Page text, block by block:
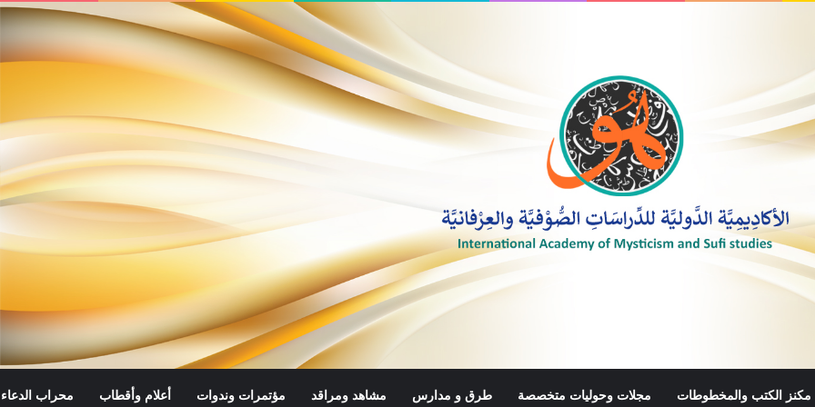
مكنز الكتب والمخطوطات مجلات وحوليات متخصصة طرق و مدارس مشاهد ومراقد مؤتمرات وندوات أعلام وأقطاب محراب الدعاء